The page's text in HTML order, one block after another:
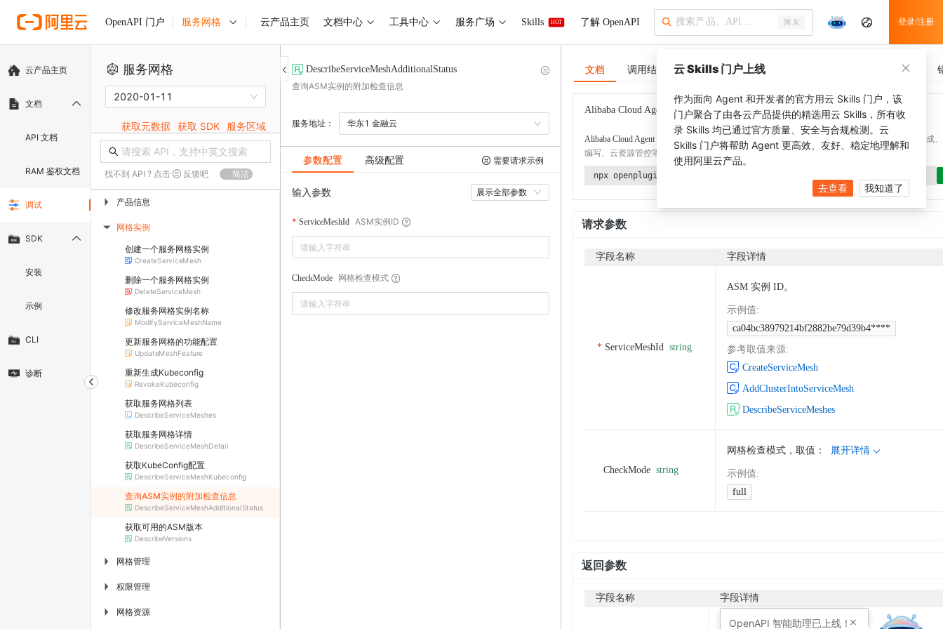
OpenAPI 门户 服务网格 云产品主页 文档中心 工具中心 服务广场 Skills HOT 了解 OpenAPI ⌘ K 登录/注册
云产品主页
文档
API 文档
RAM 鉴权文档
调试
SDK
安装
示例
CLI
诊断
服务网格
2020-01-11
获取元数据 获取 SDK 服务区域
找不到 API ? 点击 反馈吧 简洁
▶ 产品信息
▶ 网格实例
创建一个服务网格实例
CreateServiceMesh
删除一个服务网格实例
DeleteServiceMesh
修改服务网格实例名称
ModifyServiceMeshName
更新服务网格的功能配置
UpdateMeshFeature
重新生成Kubeconfig
RevokeKubeconfig
获取服务网格列表
DescribeServiceMeshes
获取服务网格详情
DescribeServiceMeshDetail
获取KubeConfig配置
DescribeServiceMeshKubeconfig
查询ASM实例的附加检查信息
DescribeServiceMeshAdditionalStatus
获取可用的ASM版本
DescribeVersions
▶ 网格管理
▶ 权限管理
▶ 网格资源
DescribeServiceMeshAdditionalStatus
查询ASM实例的附加检查信息
服务地址： 华东1 金融云
参数配置 高级配置 需要请求示例
输入参数 展示全部参数
ServiceMeshId ASM实例ID
CheckMode 网格检查模式
文档 调用结果 SDK 示例 CLI 示例 调用历史
Alibaba Cloud Agent Toolkit 了解更多
Alibaba Cloud Agent Toolkit
提供 Agent 插件、技能、MCP 配置和验证工具，涵盖 SDK 代码生成、
编写、云资源管控等能力。通过 alibabacloud-agent-toolkit-install 技能可快速完成本地配置。
npx openplugin aliyun/alibabacloud-agent-toolkit
请求参数
字段名称 字段详情
ServiceMeshId string
ASM 实例 ID。
示例值:
ca04bc38979214bf2882be79d39b4****
参考取值来源:
CreateServiceMesh
AddClusterIntoServiceMesh
DescribeServiceMeshes
CheckMode string
网格检查模式，取值： 展开详情
示例值:
full
返回参数
字段名称 字段详情
云 Skills 门户上线
作为面向 Agent 和开发者的官方用云 Skills 门户，该
门户聚合了由各云产品提供的精选用云 Skills，所有收
录 Skills 均已通过官方质量、安全与合规检测。云
Skills 门户将帮助 Agent 更高效、友好、稳定地理解和
使用阿里云产品。
去查看 我知道了
OpenAPI 智能助理已上线！